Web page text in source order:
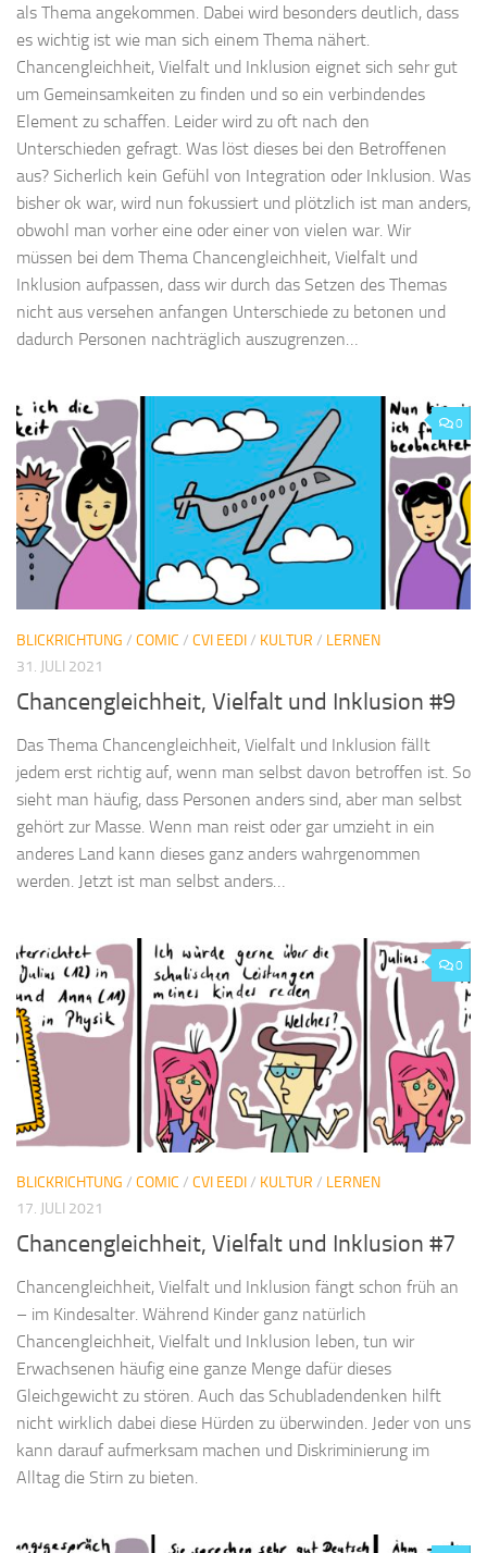
als Thema angekommen. Dabei wird besonders deutlich, dass
es wichtig ist wie man sich einem Thema nähert.
Chancengleichheit, Vielfalt und Inklusion eignet sich sehr gut
um Gemeinsamkeiten zu finden und so ein verbindendes
Element zu schaffen. Leider wird zu oft nach den
Unterschieden gefragt. Was löst dieses bei den Betroffenen
aus? Sicherlich kein Gefühl von Integration oder Inklusion. Was
bisher ok war, wird nun fokussiert und plötzlich ist man anders,
obwohl man vorher eine oder einer von vielen war. Wir
müssen bei dem Thema Chancengleichheit, Vielfalt und
Inklusion aufpassen, dass wir durch das Setzen des Themas
nicht aus versehen anfangen Unterschiede zu betonen und
dadurch Personen nachträglich auszugrenzen…
0
BLICKRICHTUNG / COMIC / CVI EEDI/ KULTUR / LERNEN
31. JULI 2021
Chancengleichheit, Vielfalt und Inklusion #9
Das Thema Chancengleichheit, Vielfalt und Inklusion fällt
jedem erst richtig auf, wenn man selbst davon betroffen ist. So
sieht man häufig, dass Personen anders sind, aber man selbst
gehört zur Masse. Wenn man reist oder gar umzieht in ein
anderes Land kann dieses ganz anders wahrgenommen
werden. Jetzt ist man selbst anders…
0
BLICKRICHTUNG / COMIC / CVI EEDI/ KULTUR / LERNEN
17. JULI 2021
Chancengleichheit, Vielfalt und Inklusion #7
Chancengleichheit, Vielfalt und Inklusion fängt schon früh an
– im Kindesalter. Während Kinder ganz natürlich
Chancengleichheit, Vielfalt und Inklusion leben, tun wir
Erwachsenen häufig eine ganze Menge dafür dieses
Gleichgewicht zu stören. Auch das Schubladendenken hilft
nicht wirklich dabei diese Hürden zu überwinden. Jeder von uns
kann darauf aufmerksam machen und Diskriminierung im
Alltag die Stirn zu bieten.